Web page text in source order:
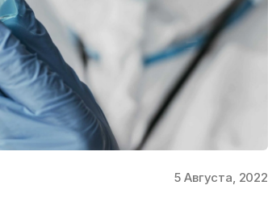
5 Августа, 2022